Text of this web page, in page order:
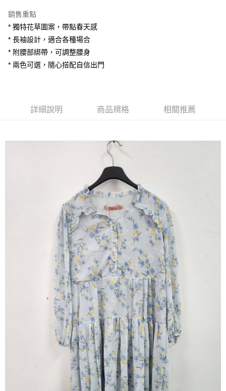
Apple Pay
街口支付
悠遊付
【關於「AFTEE先享後付」】
AFTEE先享後付是「在收到商品之後才付款」的支付方式。 讓您購物簡單
２．便利：只要手機號碼，簡訊認證，即可結帳。
３．安心：先確認商品／服務後，再付款。
【「AFTEE先享後付」結帳流程】
１．於結帳方式選擇「AFTEE先享後付」後，將跳轉至「AFTEE先享後付」
結帳頁面，進行簡訊認證並確認金額後，即可完成結帳。
２．訂單成立數日內，您將收到繳費通知簡訊。
３．收到繳費通知簡訊後14天內，點擊此簡訊中的連結，可透過四大超商／
ATM／網路銀行／等多元方式進行付款，方視為交易完成。
※ 請注意：結帳手續完成當下不需立刻繳費，但若您需要取消訂單，請聯絡
購買商品的店家。未經商家同意取消之訂單仍視為有效，需透過AFTEE先享
後付繳納相關費用。
※ 交易是否成功請以「AFTEE先享後付 」之結帳頁面顯示為準，若有關於
是否繳費成功／繳費後需取消欲退款等相關疑問，請聯繫「AFTEE先享後付
https://netprotections.freshdesk.com/support/home
【注意事項】
１．透過由恩沛科技股份有限公司提供之「AFTEE先享後付」服務完成之交
易，需依本服務之必要範圍內提供個人資料，並將交易相關給付款項請求債
權轉讓予恩沛科技股份有限公司。
２．關於個人資料處理事宜，請瀏覽以下網址：
https://aftee.tw/terms/#terms3
３．未成年的使用者請事先徵得法定代理人或監護人之同意方可使用
「AFTEE先享後付」，若未經同意申辦者引起之損失，本公司不負相關責
４．使用「AFTEE先享後付」時，將依據個別帳號之用戶狀況，依本公司即
時審查核予不同之上限額度；若仍有額度不足之情形，本公司將視審查結果
請求用戶進行身份認證。
ATM付款
每筆NT$80，滿NT$1,200(含以上)免運費
每筆NT$80，滿NT$1,200(含以上)免運費
每筆NT$80，滿NT$1,200(含以上)免運費
銷售重點
* 獨特花草圖案，帶點春天感
* 長袖設計，適合各種場合
* 附腰部綁帶，可調整腰身
* 兩色可選，隨心搭配自信出門
詳細說明 商品規格 相關推薦